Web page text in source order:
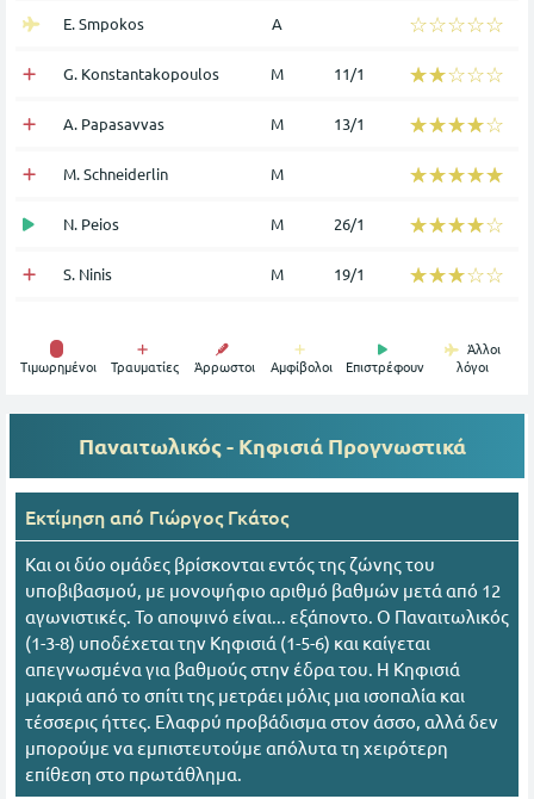
E. Smpokos Α ☆☆☆☆☆
★★★★★
G. Konstantakopoulos Μ 11/1 ☆☆☆☆☆
★★★★★
A. Papasavvas Μ 13/1 ☆☆☆☆☆
★★★★★
M. Schneiderlin Μ ☆☆☆☆☆
★★★★★
N. Peios Μ 26/1 ☆☆☆☆☆
★★★★★
S. Ninis Μ 19/1 ☆☆☆☆☆
★★★★★
Tιμωρημένοι Τραυματίες Άρρωστοι Αμφίβολοι Επιστρέφουν
Άλλοι
λόγοι
Παναιτωλικός - Κηφισιά Προγνωστικά
Εκτίμηση από Γιώργος Γκάτος
Και οι δύο ομάδες βρίσκονται εντός της ζώνης του
υποβιβασμού, με μονοψήφιο αριθμό βαθμών μετά από 12
αγωνιστικές. Το αποψινό είναι... εξάποντο. Ο Παναιτωλικός
(1-3-8) υποδέχεται την Κηφισιά (1-5-6) και καίγεται
απεγνωσμένα για βαθμούς στην έδρα του. Η Κηφισιά
μακριά από το σπίτι της μετράει μόλις μια ισοπαλία και
τέσσερις ήττες. Ελαφρύ προβάδισμα στον άσσο, αλλά δεν
μπορούμε να εμπιστευτούμε απόλυτα τη χειρότερη
επίθεση στο πρωτάθλημα.